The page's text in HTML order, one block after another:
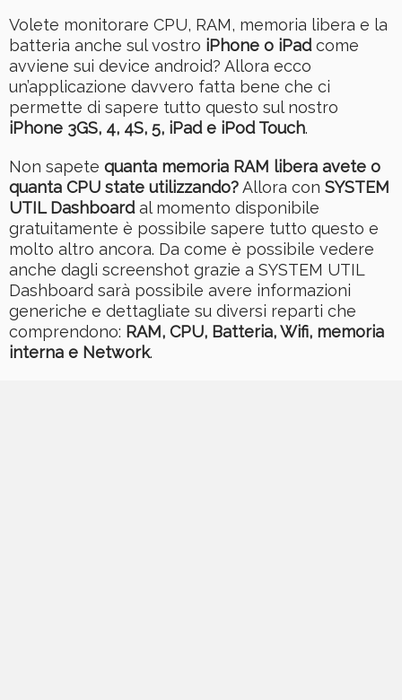
Volete monitorare CPU, RAM, memoria libera e la
batteria anche sul vostro iPhone o iPadcome
avviene sui device android? Allora ecco
un’applicazione davvero fatta bene che ci
permette di sapere tutto questo sul nostro
iPhone 3GS, 4, 4S, 5, iPad e iPod Touch.
Non sapete quanta memoria RAM libera avete o
quanta CPU state utilizzando?Allora con SYSTEM
UTIL Dashboardal momento disponibile
gratuitamente è possibile sapere tutto questo e
molto altro ancora. Da come è possibile vedere
anche dagli screenshot grazie a SYSTEM UTIL
Dashboard sarà possibile avere informazioni
generiche e dettagliate su diversi reparti che
comprendono: RAM, CPU, Batteria, Wifi, memoria
interna e Network.